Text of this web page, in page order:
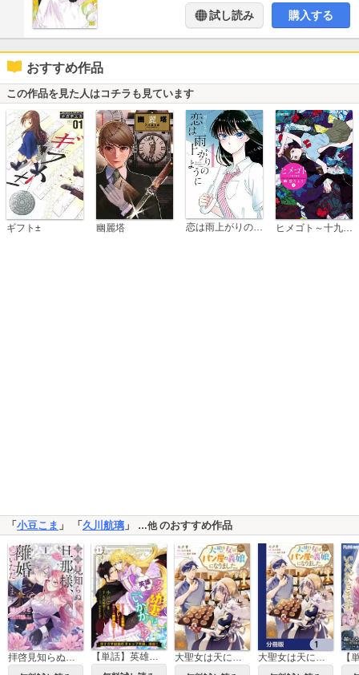
試し読み 購入する
おすすめ作品
この作品を見た人はコチラも見ています
ギフト± 幽麗塔 恋は雨上がりのように
「小豆こま 」 「久川航璃 」 …他のおすすめ作品
拝啓見知らぬ旦那様、離婚していただきます 【単話】英雄様、ワケあり幼妻はいかがですか？ 大聖女は天に召されて、パン屋の義娘になりました。 大聖女は天に召されて、パン屋の義娘になりました。【分冊版】